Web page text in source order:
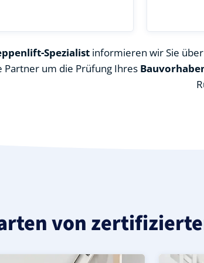
Spezialist informieren wir Sie
Partner um die Prüfung Ihres
von